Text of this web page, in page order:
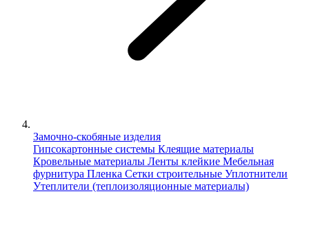
Замочно-скобяные изделия
Гипсокартонные системы Клеящие материалы
Кровельные материалы Ленты клейкие Мебельная
фурнитура Пленка Сетки строительные Уплотнители
Утеплители (теплоизоляционные материалы)